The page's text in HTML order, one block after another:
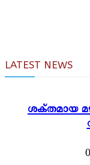
LATEST NEWS
ശക്തമായ